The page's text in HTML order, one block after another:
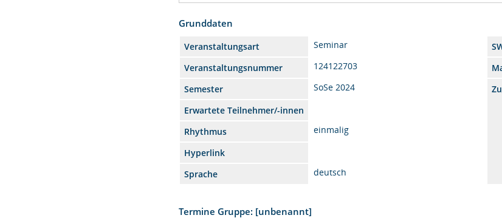
Grunddaten
Veranstaltungsart Seminar
Veranstaltungsnummer
124122703
Semester
SoSe 2024
Erwartete Teilnehmer/-innen
Rhythmus
einmalig
Hyperlink
Sprache
deutsch
Termine Gruppe: [unbenannt]